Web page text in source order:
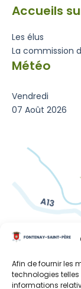
Afin de fournir les
technologies
informations
Accueils
Les élus
La commission
Météo
Vendredi
07 Août 2026
Liens utiles
Région Île-de-